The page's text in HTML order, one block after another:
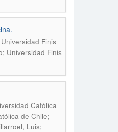
Finis
Universidad Finis
Católica
de Chile;
Luis;